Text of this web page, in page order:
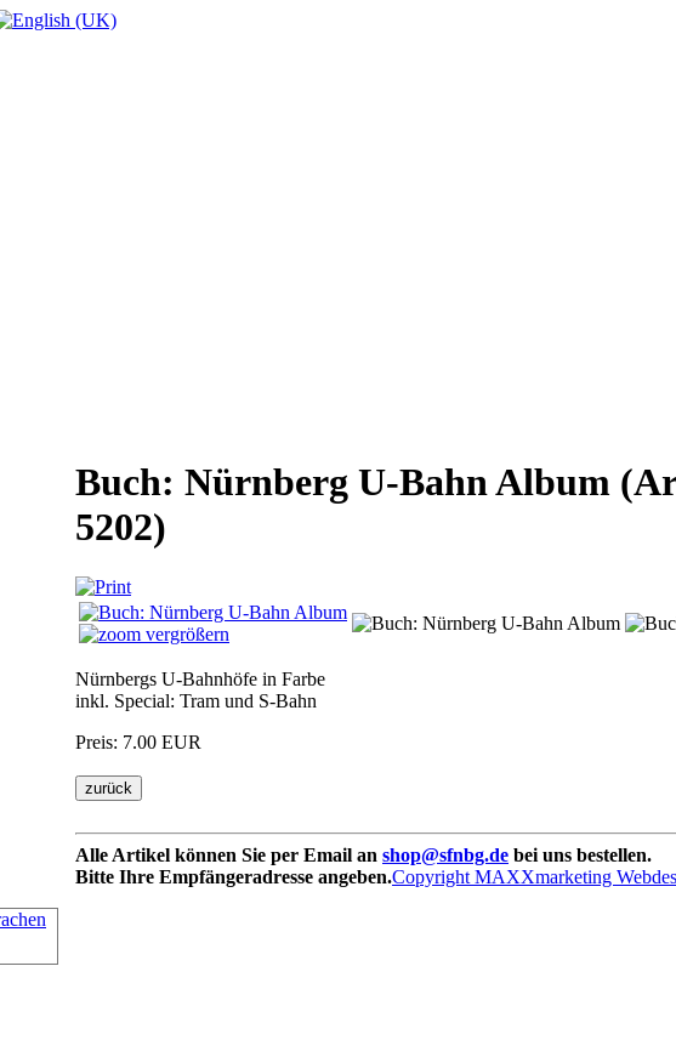
Buch: Nürnberg U-Bahn Album
5202)
vergrößern
Nürnbergs U-Bahnhöfe in Farbe
inkl. Special: Tram und S-Bahn
Preis: 7.00 EUR
Alle Artikel können Sie per Email an shop@sfnbg.de bei uns bestellen.
Bitte Ihre Empfängeradresse angeben.Copyright MAXXmarketing